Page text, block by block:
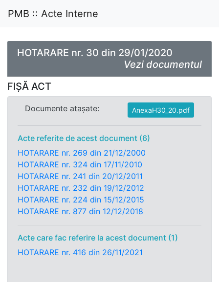
PMB :: Acte Interne
HOTARARE nr. 30 din 29/01/2020
Vezi documentul
FIȘĂ ACT
Documente atașate: AnexaH30_20.pdf
Acte referite de acest document (6)
HOTARARE nr. 269 din 21/12/2000
HOTARARE nr. 324 din 17/11/2010
HOTARARE nr. 241 din 20/12/2011
HOTARARE nr. 232 din 19/12/2012
HOTARARE nr. 224 din 15/12/2015
HOTARARE nr. 877 din 12/12/2018
Acte care fac referire la acest document (1)
HOTARARE nr. 416 din 26/11/2021